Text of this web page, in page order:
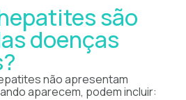
são
doenças
não apresentam
aparecem, podem incluir: